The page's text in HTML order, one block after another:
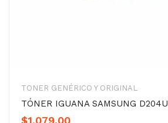
TONER GENÉRICO Y ORIGINAL
TÓNER IGUANA SAMSUNG D204U
$1,079.00